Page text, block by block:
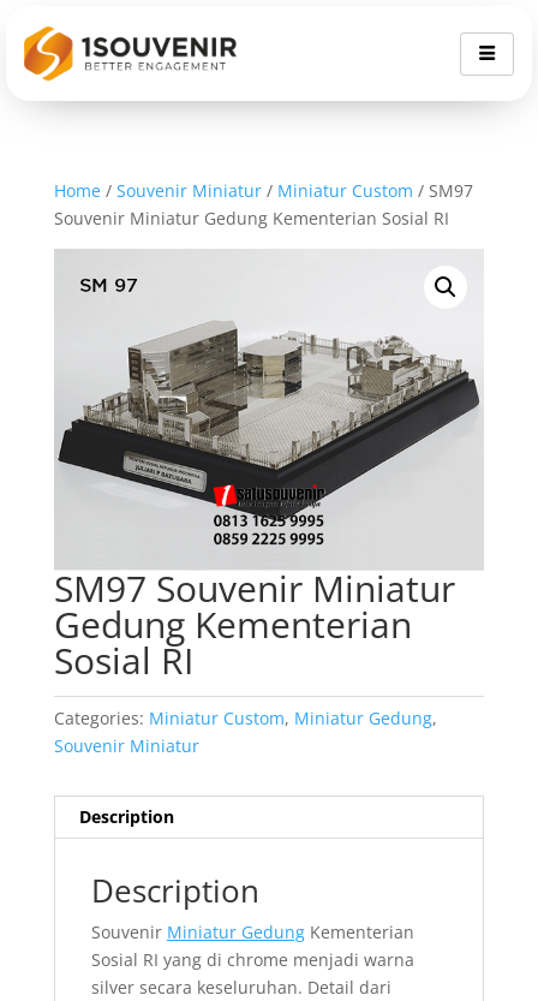
Home/ Souvenir Miniatur/ Miniatur Custom / SM97
Souvenir Miniatur Gedung Kementerian Sosial RI
SM97 Souvenir Miniatur
Gedung Kementerian
Sosial RI
Categories: Miniatur Custom, Miniatur Gedung,
Souvenir Miniatur
Description
Description
Souvenir Miniatur GedungKementerian
Sosial RI yang di chrome menjadi warna
silver secara keseluruhan. Detail dari